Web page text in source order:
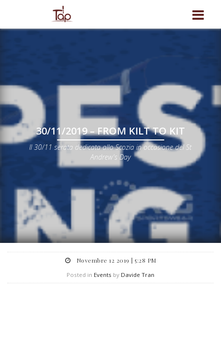
30/11/2019 – FROM KILT TO KIT
Il 30/11 serata dedicata allo Scozia in occasione del St
Andrew's Day
Novembre 12 2019 | 5:28 PM
Posted in Events by Davide Tran